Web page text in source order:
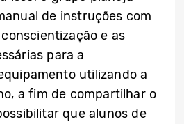
de instruções com
e as
para a
utilizando a
a fim de compartilhar o
que alunos de